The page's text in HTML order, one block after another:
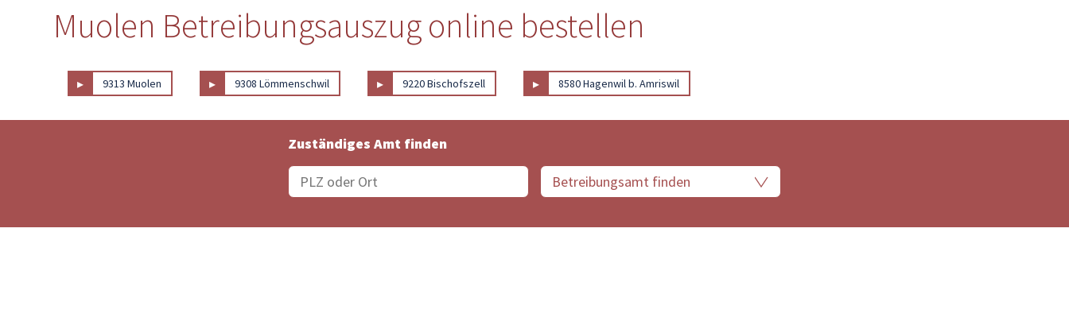
Muolen Betreibungsauszug online bestellen
▸ 9313 Muolen ▸ 9308 Lömmenschwil ▸ 9220 Bischofszell ▸ 8580 Hagenwil b. Amriswil
Zuständiges Amt finden